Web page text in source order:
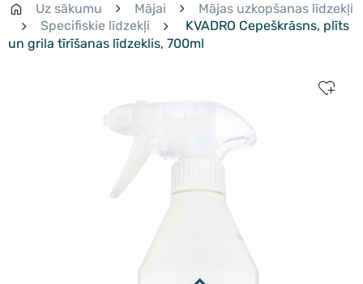
Uz sākumu Mājai
Mājas uzkopšanas līdzekļi
Specifiskie līdzekļi
KVADRO Cepeškrāsns, plīts
un grila tīrīšanas līdzeklis, 700ml